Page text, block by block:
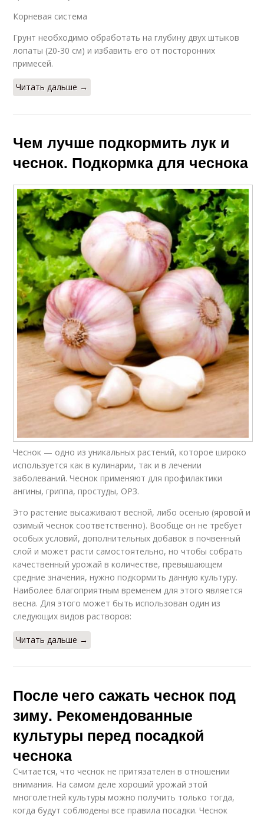
Корневая система
Грунт необходимо обработать на глубину двух штыков
лопаты (20-30 см) и избавить его от посторонних
примесей.
Читать дальше →
Чем лучше подкормить лук и
чеснок. Подкормка для чеснока
Чеснок — одно из уникальных растений, которое широко
используется как в кулинарии, так и в лечении
заболеваний. Чеснок применяют для профилактики
ангины, гриппа, простуды, ОРЗ.
Это растение высаживают весной, либо осенью (яровой и
озимый чеснок соответственно). Вообще он не требует
особых условий, дополнительных добавок в почвенный
слой и может расти самостоятельно, но чтобы собрать
качественный урожай в количестве, превышающем
средние значения, нужно подкормить данную культуру.
Наиболее благоприятным временем для этого является
весна. Для этого может быть использован один из
следующих видов растворов:
Читать дальше →
После чего сажать чеснок под
зиму. Рекомендованные
культуры перед посадкой
чеснока
Считается, что чеснок не притязателен в отношении
внимания. На самом деле хороший урожай этой
многолетней культуры можно получить только тогда,
когда будут соблюдены все правила посадки. Чеснок